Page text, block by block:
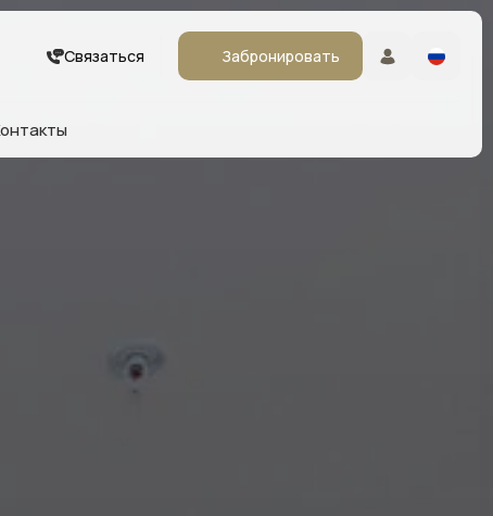
Связаться Забронировать